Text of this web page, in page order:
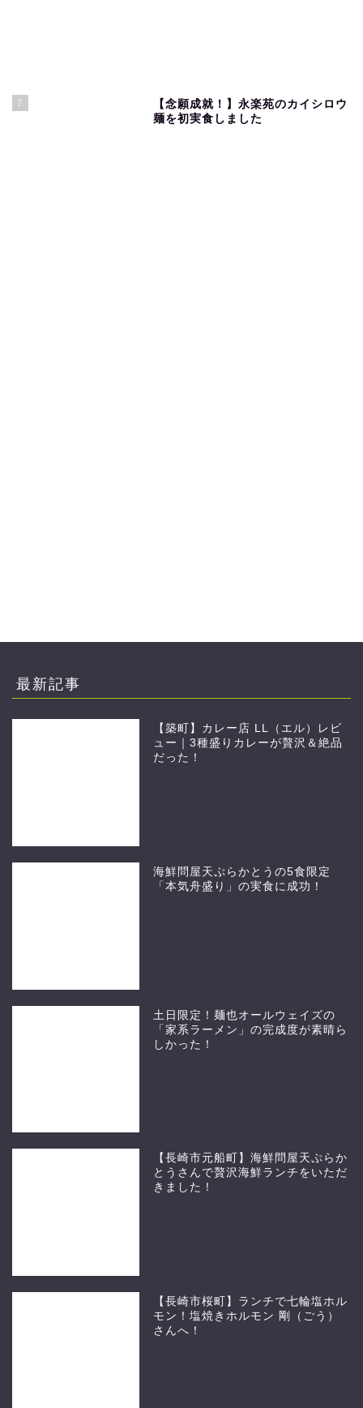
7
【念願成就！】永楽苑のカイシロウ
麺を初実食しました
最新記事
【築町】カレー店 LL（エル）レビ
ュー｜3種盛りカレーが贅沢＆絶品
だった！
海鮮問屋天ぷらかとうの5食限定
「本気舟盛り」の実食に成功！
土日限定！麺也オールウェイズの
「家系ラーメン」の完成度が素晴ら
しかった！
【長崎市元船町】海鮮問屋天ぷらか
とうさんで贅沢海鮮ランチをいただ
きました！
【長崎市桜町】ランチで七輪塩ホル
モン！塩焼きホルモン 剛（ごう）
さんへ！